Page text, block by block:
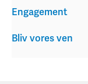
Engagement
Bliv vores ven